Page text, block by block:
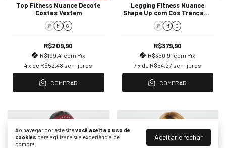
Ao navegar por este sitevocê aceita o uso de
cookies para agilizar a sua experiência de
compra.
Aceitar e fechar
Top Fitness Nuance Decote
Costas Vestem
P M G
R$209,90
R$199,41 com Pix
4x de R$52,48 sem juros
COMPRAR
Legging Fitness Nuance
Shape Up com Cós Trançado
Vestem
P M G
R$379,90
R$360,91 com Pix
7 x de R$54,27 sem juros
COMPRAR